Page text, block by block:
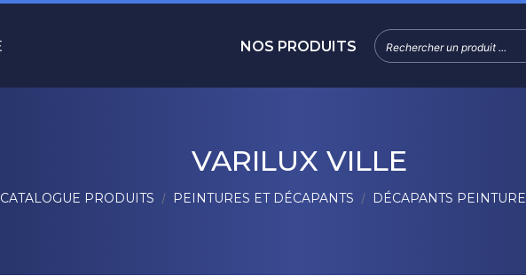
NOS PRODUITS
VARILUX VILLE
CATALOGUE PRODUITS PEINTURES ET DÉCAPANTS DÉCAPANTS PEINTURE